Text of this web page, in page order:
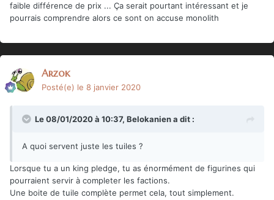
faible différence de prix ... Ça serait pourtant intéressant et je
pourrais comprendre alors ce sont on accuse monolith
Arzok
Posté(e) le 8 janvier 2020
Le 08/01/2020 à 10:37, Belokaniena dit :
A quoi servent juste les tuiles ?
Lorsque tu a un king pledge, tu as énormément de figurines qui
pourraient servir à completer les factions.
Une boite de tuile complète permet cela, tout simplement.